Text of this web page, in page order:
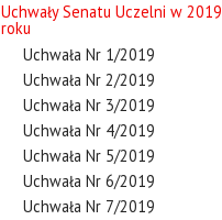
Uchwały Senatu Uczelni w 2019
roku
Uchwała Nr 1/2019
Uchwała Nr 2/2019
Uchwała Nr 3/2019
Uchwała Nr 4/2019
Uchwała Nr 5/2019
Uchwała Nr 6/2019
Uchwała Nr 7/2019